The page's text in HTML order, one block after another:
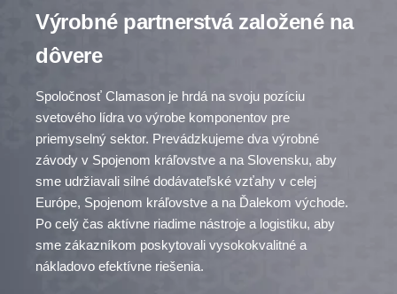
Výrobné partnerstvá založené na
dôvere
Spoločnosť Clamason je hrdá na svoju pozíciu
svetového lídra vo výrobe komponentov pre
priemyselný sektor. Prevádzkujeme dva výrobné
závody v Spojenom kráľovstve a na Slovensku, aby
sme udržiavali silné dodávateľské vzťahy v celej
Európe, Spojenom kráľovstve a na Ďalekom východe.
Po celý čas aktívne riadime nástroje a logistiku, aby
sme zákazníkom poskytovali vysokokvalitné a
nákladovo efektívne riešenia.